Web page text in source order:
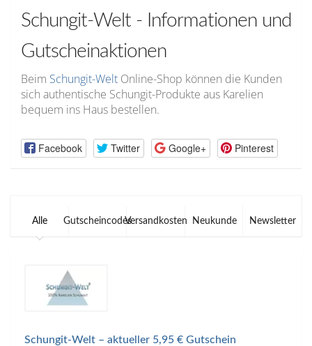
Schungit-Welt - Informationen und
Gutscheinaktionen
Beim Schungit-Welt Online-Shop können die Kunden
sich authentische Schungit-Produkte aus Karelien
bequem ins Haus bestellen.
Facebook Twitter Google+ Pinterest
Alle GutscheincodesVersandkosten Neukunde Newsletter
Schungit-Welt – aktueller 5,95 € Gutschein